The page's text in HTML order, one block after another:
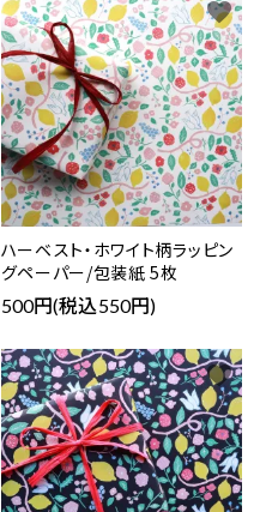
ハーベスト・ホワイト柄ラッピン
グペーパー/包装紙 5枚
500円(税込550円)
favorite
favorite